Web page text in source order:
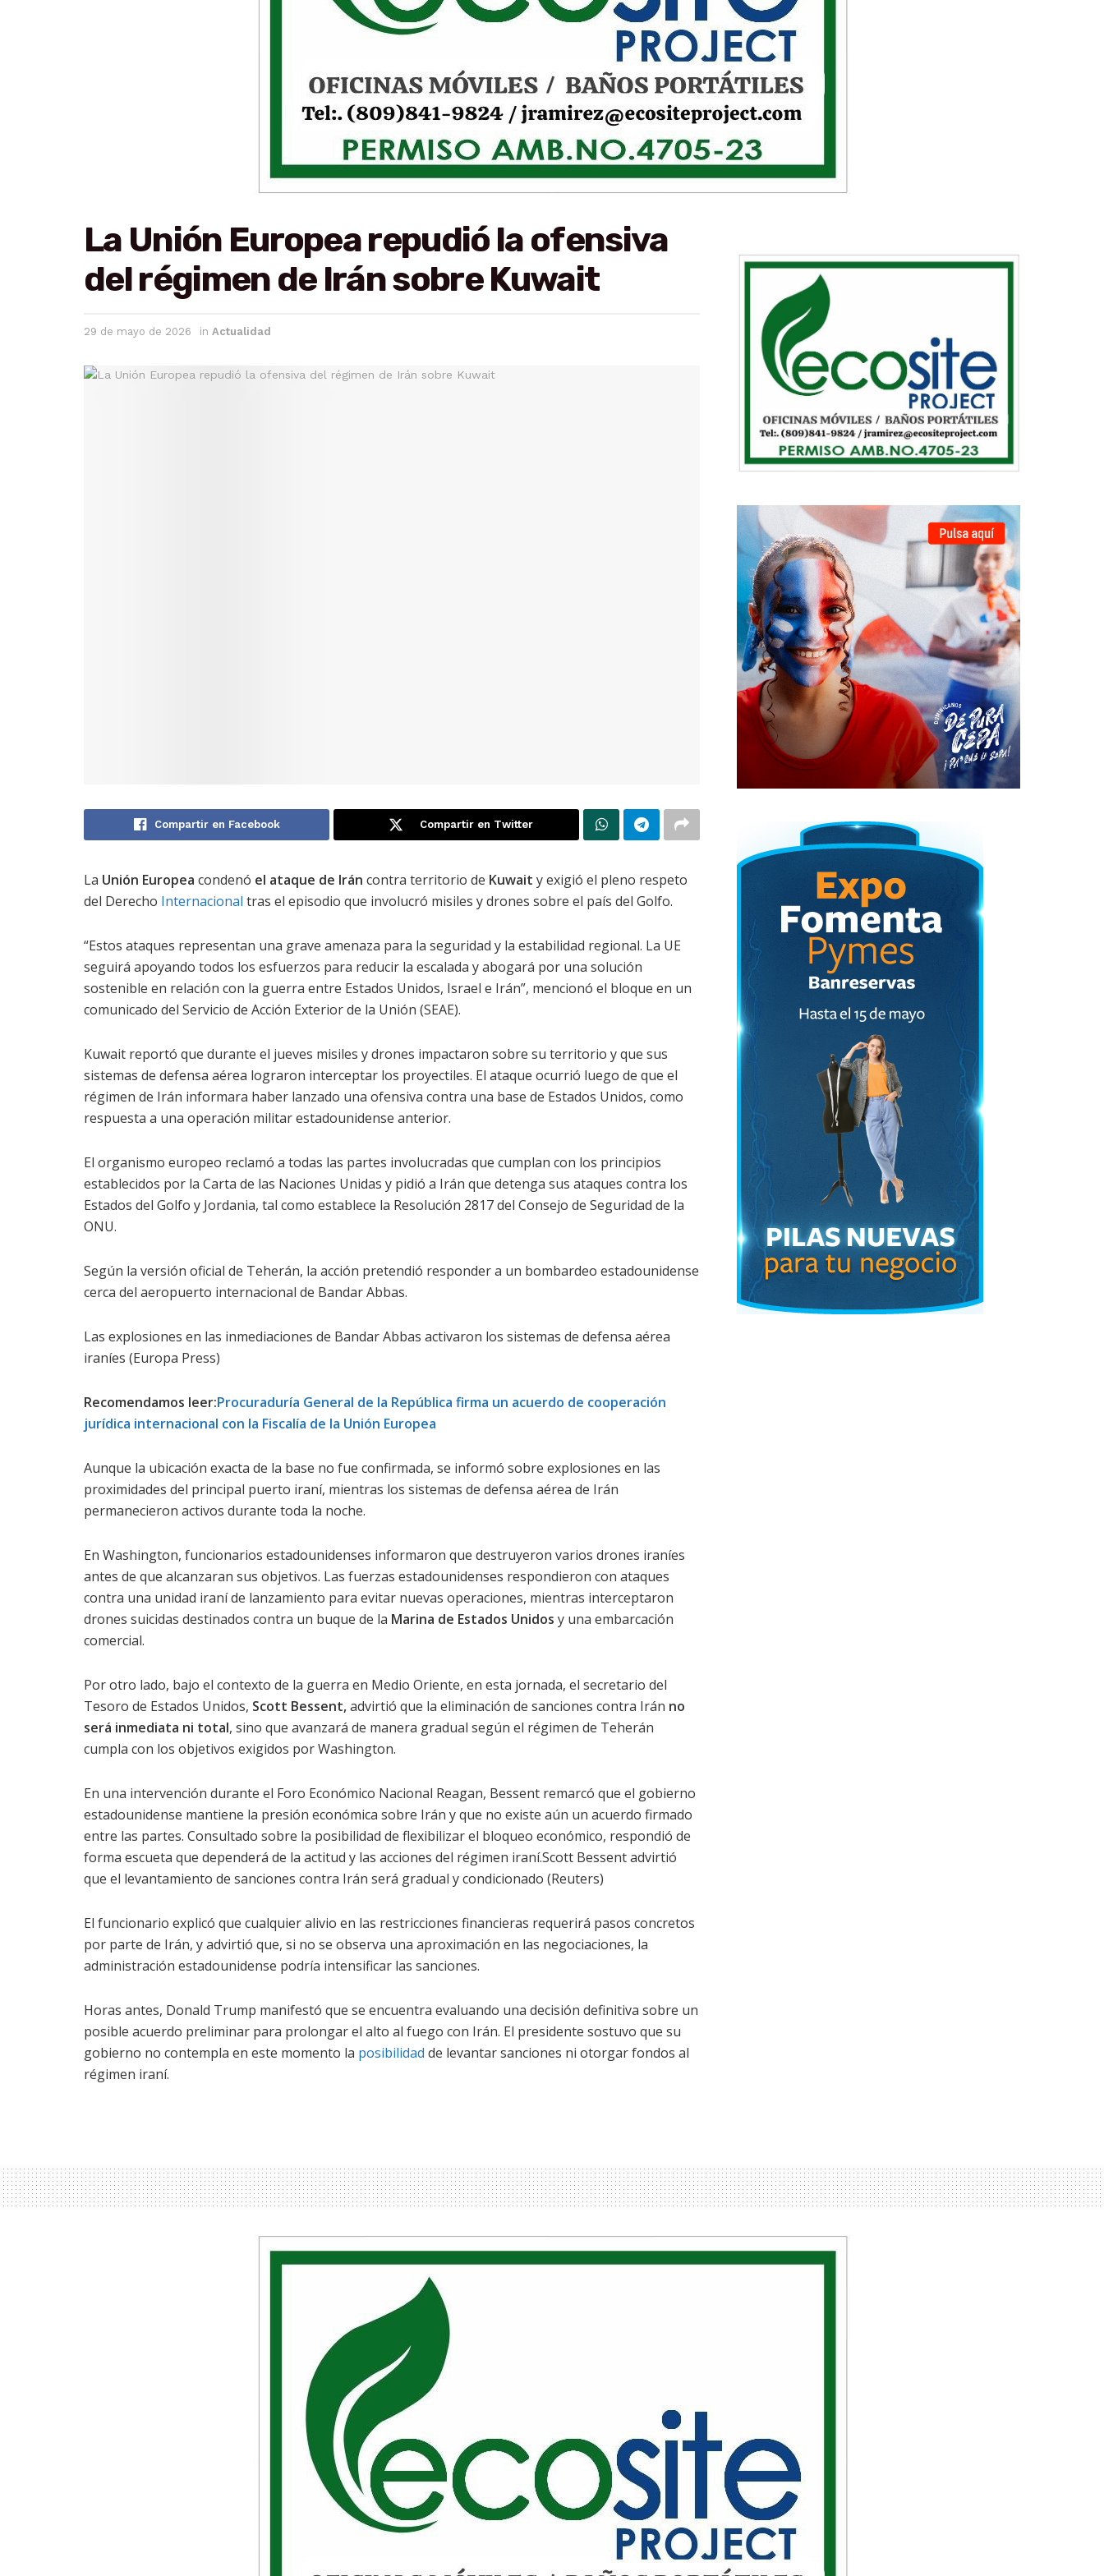
La Unión Europea repudió la ofensiva
del régimen de Irán sobre Kuwait
29 de mayo de 2026 in Actualidad
Compartir en Facebook Compartir en Twitter
La Unión Europea condenó el ataque de Irán contra territorio de Kuwait y exigió el pleno respeto
del Derecho Internacional tras el episodio que involucró misiles y drones sobre el país del Golfo.
“Estos ataques representan una grave amenaza para la seguridad y la estabilidad regional. La UE
seguirá apoyando todos los esfuerzos para reducir la escalada y abogará por una solución
sostenible en relación con la guerra entre Estados Unidos, Israel e Irán”, mencionó el bloque en un
comunicado del Servicio de Acción Exterior de la Unión (SEAE).
Kuwait reportó que durante el jueves misiles y drones impactaron sobre su territorio y que sus
sistemas de defensa aérea lograron interceptar los proyectiles. El ataque ocurrió luego de que el
régimen de Irán informara haber lanzado una ofensiva contra una base de Estados Unidos, como
respuesta a una operación militar estadounidense anterior.
El organismo europeo reclamó a todas las partes involucradas que cumplan con los principios
establecidos por la Carta de las Naciones Unidas y pidió a Irán que detenga sus ataques contra los
Estados del Golfo y Jordania, tal como establece la Resolución 2817 del Consejo de Seguridad de la
ONU.
Según la versión oficial de Teherán, la acción pretendió responder a un bombardeo estadounidense
cerca del aeropuerto internacional de Bandar Abbas.
Las explosiones en las inmediaciones de Bandar Abbas activaron los sistemas de defensa aérea
iraníes (Europa Press)
Recomendamos leer:Procuraduría General de la República firma un acuerdo de cooperación
jurídica internacional con la Fiscalía de la Unión Europea
Aunque la ubicación exacta de la base no fue confirmada, se informó sobre explosiones en las
proximidades del principal puerto iraní, mientras los sistemas de defensa aérea de Irán
permanecieron activos durante toda la noche.
En Washington, funcionarios estadounidenses informaron que destruyeron varios drones iraníes
antes de que alcanzaran sus objetivos. Las fuerzas estadounidenses respondieron con ataques
contra una unidad iraní de lanzamiento para evitar nuevas operaciones, mientras interceptaron
drones suicidas destinados contra un buque de la Marina de Estados Unidos y una embarcación
comercial.
Por otro lado, bajo el contexto de la guerra en Medio Oriente, en esta jornada, el secretario del
Tesoro de Estados Unidos, Scott Bessent,advirtió que la eliminación de sanciones contra Irán no
será inmediata ni total, sino que avanzará de manera gradual según el régimen de Teherán
cumpla con los objetivos exigidos por Washington.
En una intervención durante el Foro Económico Nacional Reagan, Bessent remarcó que el gobierno
estadounidense mantiene la presión económica sobre Irán y que no existe aún un acuerdo firmado
entre las partes. Consultado sobre la posibilidad de flexibilizar el bloqueo económico, respondió de
forma escueta que dependerá de la actitud y las acciones del régimen iraní.Scott Bessent advirtió
que el levantamiento de sanciones contra Irán será gradual y condicionado (Reuters)
El funcionario explicó que cualquier alivio en las restricciones financieras requerirá pasos concretos
por parte de Irán, y advirtió que, si no se observa una aproximación en las negociaciones, la
administración estadounidense podría intensificar las sanciones.
Horas antes, Donald Trump manifestó que se encuentra evaluando una decisión definitiva sobre un
posible acuerdo preliminar para prolongar el alto al fuego con Irán. El presidente sostuvo que su
gobierno no contempla en este momento la posibilidad de levantar sanciones ni otorgar fondos al
régimen iraní.